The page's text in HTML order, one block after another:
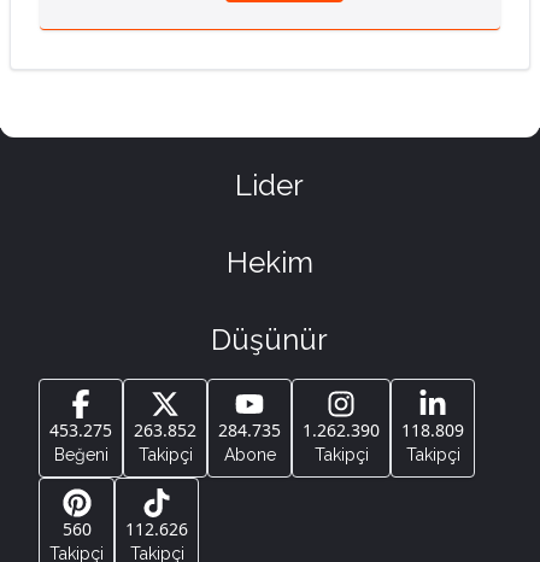
Lider
Hekim
Düşünür
453.275
Beğeni
263.852
Takipçi
284.735
Abone
1.262.390
Takipçi
118.809
Takipçi
560
Takipçi
112.626
Takipçi